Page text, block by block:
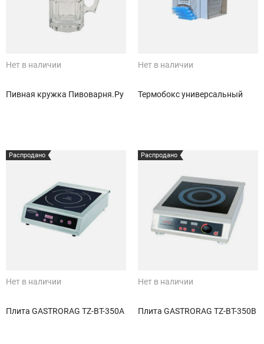
Нет в наличии
Пивная кружка Пивоварня.Ру
Нет в наличии
Термобокс универсальный
Распродано
Нет в наличии
Плита GASTRORAG TZ-BT-350A
Распродано
Нет в наличии
Плита GASTRORAG TZ-BT-350B